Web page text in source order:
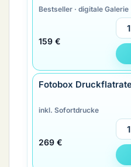
Bestseller · digitale Galerie
159 €
Fotobox
inkl. Sofortdrucke
269 €